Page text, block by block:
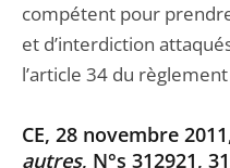
compétent pour
et d’interdiction
l’article 34 du
CE, 28 novembre
autres, N°s 312921,